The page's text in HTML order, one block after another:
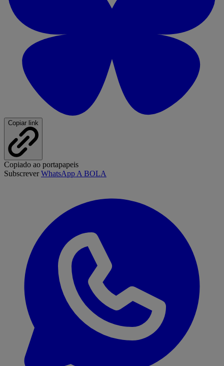
Copiar link
Copiado ao portapapeis
SubscreverWhatsApp A BOLA